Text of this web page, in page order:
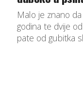
Malo je znano
godina te dvije
pate od gubitka